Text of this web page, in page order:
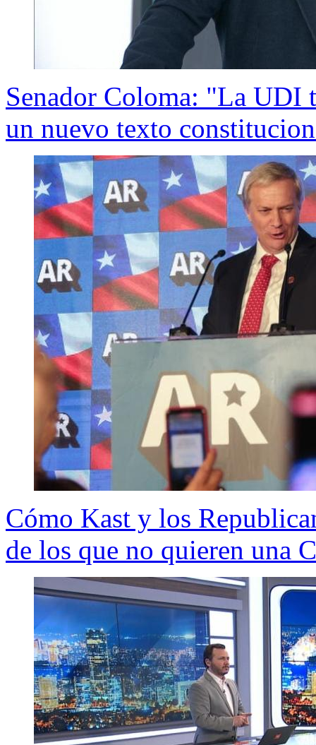
Senador Coloma: "La UDI
un nuevo texto
Cómo Kast y los
de los que no quieren una